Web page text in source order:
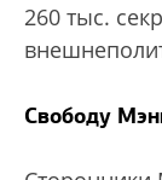
260 тыс.
Свободу